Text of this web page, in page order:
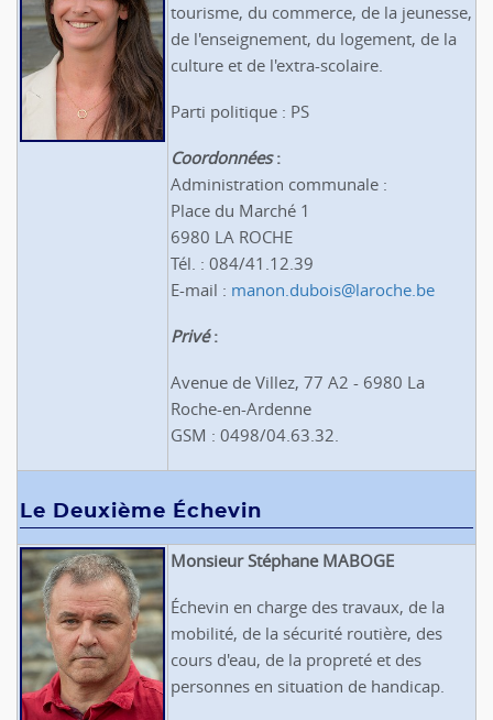
tourisme, du commerce, de la jeunesse,
de l'enseignement, du logement, de la
culture et de l'extra-scolaire.
Parti politique : PS
Coordonnées:
Administration communale :
Place du Marché 1
6980 LA ROCHE
Tél. : 084/41.12.39
E-mail : manon.dubois@laroche.be
Privé:
Avenue de Villez, 77 A2 - 6980 La
Roche-en-Ardenne
GSM : 0498/04.63.32.
Le Deuxième Échevin
Monsieur Stéphane MABOGE
Échevin en charge des travaux, de la
mobilité, de la sécurité routière, des
cours d'eau, de la propreté et des
personnes en situation de handicap.